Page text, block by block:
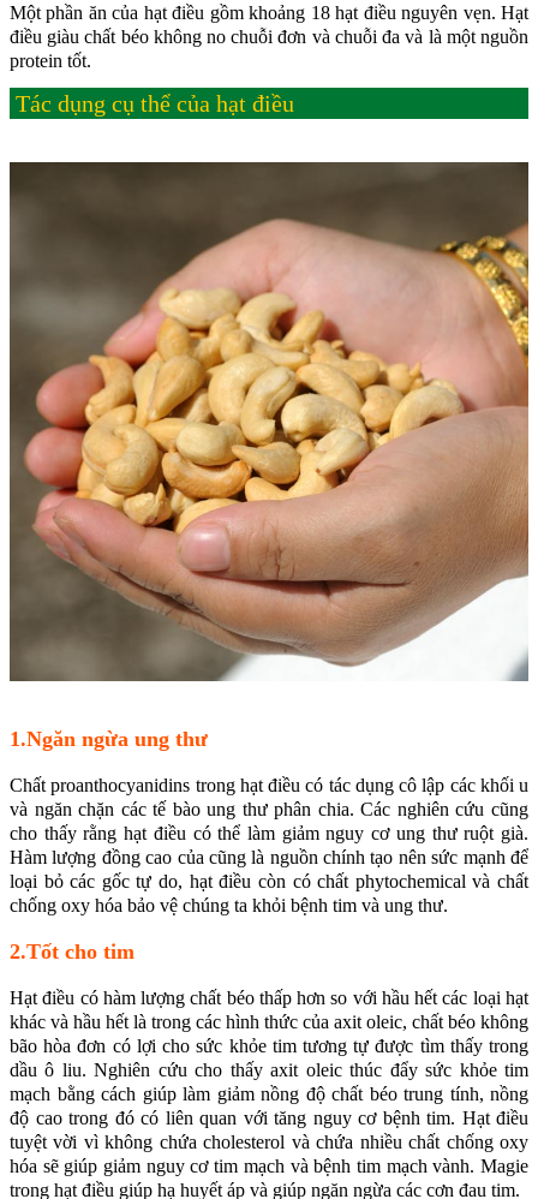
Một phần ăn của hạt điều gồm khoảng 18 hạt điều nguyên vẹn. Hạt
điều giàu chất béo không no chuỗi đơn và chuỗi đa và là một nguồn
protein tốt.
Tác dụng cụ thể của hạt điều
1.Ngăn ngừa ung thư
Chất proanthocyanidins trong hạt điều có tác dụng cô lập các khối u
và ngăn chặn các tế bào ung thư phân chia. Các nghiên cứu cũng
cho thấy rằng hạt điều có thể làm giảm nguy cơ ung thư ruột già.
Hàm lượng đồng cao của cũng là nguồn chính tạo nên sức mạnh để
loại bỏ các gốc tự do, hạt điều còn có chất phytochemical và chất
chống oxy hóa bảo vệ chúng ta khỏi bệnh tim và ung thư.
2.Tốt cho tim
Hạt điều có hàm lượng chất béo thấp hơn so với hầu hết các loại hạt
khác và hầu hết là trong các hình thức của axit oleic, chất béo không
bão hòa đơn có lợi cho sức khỏe tim tương tự được tìm thấy trong
dầu ô liu. Nghiên cứu cho thấy axit oleic thúc đẩy sức khỏe tim
mạch bằng cách giúp làm giảm nồng độ chất béo trung tính, nồng
độ cao trong đó có liên quan với tăng nguy cơ bệnh tim. Hạt điều
tuyệt vời vì không chứa cholesterol và chứa nhiều chất chống oxy
hóa sẽ giúp giảm nguy cơ tim mạch và bệnh tim mạch vành. Magie
trong hạt điều giúp hạ huyết áp và giúp ngăn ngừa các cơn đau tim.